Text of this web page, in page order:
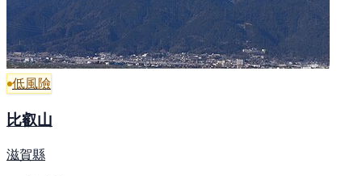
低風險
比叡山
滋賀縣